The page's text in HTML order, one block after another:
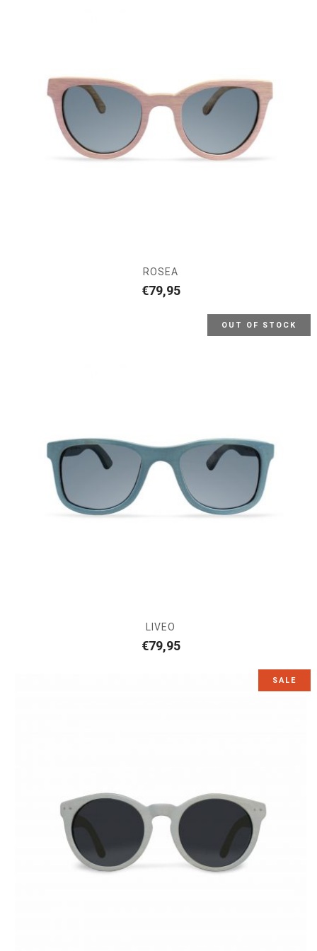
ROSEA
€79,95
OUT OF STOCK
LIVEO
€79,95
SALE